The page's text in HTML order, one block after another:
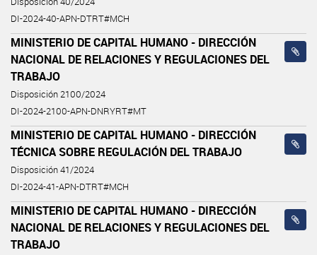
DI-2024-40-APN-DTRT#MCH
MINISTERIO DE CAPITAL HUMANO - DIRECCIÓN
NACIONAL DE RELACIONES Y REGULACIONES DEL
TRABAJO
Disposición 2100/2024
DI-2024-2100-APN-DNRYRT#MT
MINISTERIO DE CAPITAL HUMANO - DIRECCIÓN
TÉCNICA SOBRE REGULACIÓN DEL TRABAJO
Disposición 41/2024
DI-2024-41-APN-DTRT#MCH
MINISTERIO DE CAPITAL HUMANO - DIRECCIÓN
NACIONAL DE RELACIONES Y REGULACIONES DEL
TRABAJO